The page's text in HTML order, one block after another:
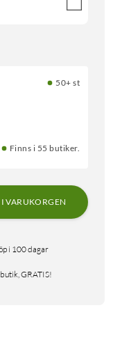
50+ st
Finns i 55 butiker.
I VARUKORGEN
i 100 dagar
GRATIS!